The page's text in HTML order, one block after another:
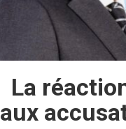
La
aux